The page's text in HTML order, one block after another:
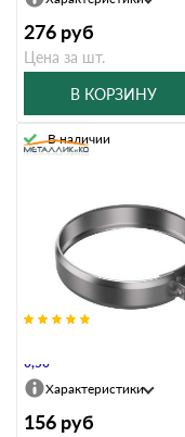
276 руб
Цена за шт.
В КОРЗИНУ
0,50
В наличии
Характеристики
156 руб